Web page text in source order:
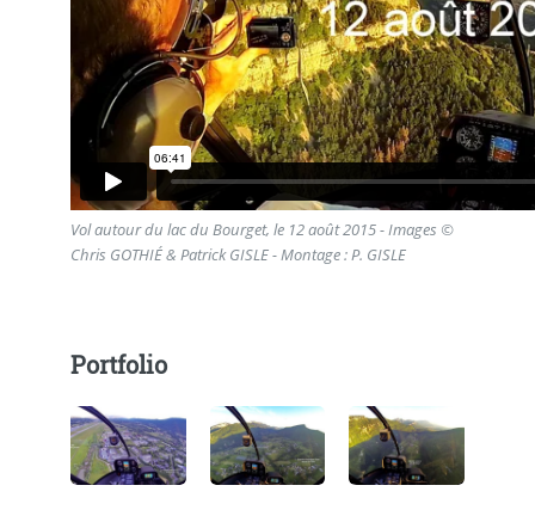
Vol autour du lac du Bourget, le 12 août 2015 - Images ©
Chris GOTHIÉ & Patrick GISLE - Montage : P. GISLE
Portfolio